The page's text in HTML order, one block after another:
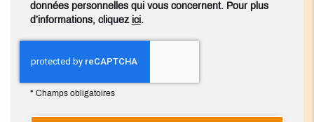
données personnelles qui vous concernent. Pour plus
d’informations, cliquez ici .
* Champs obligatoires